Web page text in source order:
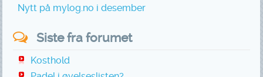
Nytt på mylog.no i desember
Siste fra forumet
Kosthold